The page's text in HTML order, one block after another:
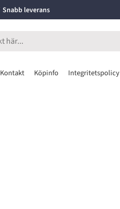
Snabb leverans
Kontakt Köpinfo Integritetspolicy